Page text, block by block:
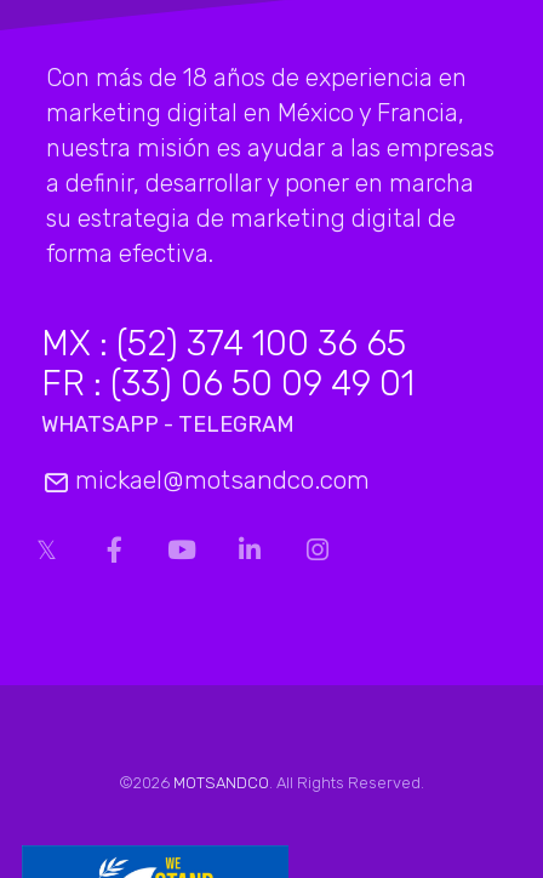
Con más de 18 años de experiencia en
marketing digital en México y Francia,
nuestra misión es ayudar a las empresas
a definir, desarrollar y poner en marcha
su estrategia de marketing digital de
forma efectiva.
MX : (52) 374 100 36 65
FR : (33) 06 50 09 49 01
WHATSAPP - TELEGRAM
mickael@motsandco.com
©2026 MOTSANDCO. All Rights Reserved.